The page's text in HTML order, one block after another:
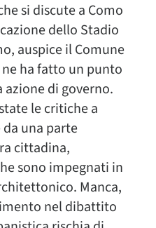
si discute a Como
dello Stadio
auspice il Comune
ha fatto un punto
di governo.
le critiche a
una parte
cittadina,
sono impegnati in
Manca,
nel dibattito